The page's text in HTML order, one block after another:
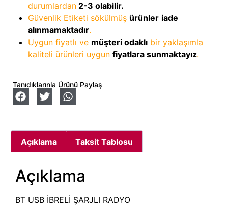
durumlardan 2-3 olabilir.
Güvenlik Etiketi sökülmüş ürünler iade
alınmamaktadır.
Uygun fiyatlı ve müşteri odaklı bir yaklaşımla
kaliteli ürünleri uygun fiyatlara sunmaktayız.
Tanıdıklarınla Ürünü Paylaş
Açıklama Taksit Tablosu
Açıklama
BT USB İBRELİ ŞARJLI RADYO